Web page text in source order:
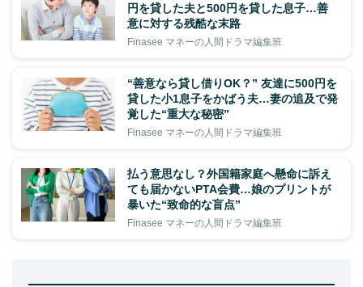
円を貸した夫と500円を貸した息子…善
意に対する残酷な末路
Finasee マネーの人間ドラマ編集班
“善意なら貸し借りOK？” 友達に500円を
貸した小1息子をかばう夫…妻の追及で発
覚した“重大な秘密”
Finasee マネーの人間ドラマ編集班
払う意思なし？外国籍家庭へ懸命に訴え
ても届かないPTA会費…娘のプリントが
暴いた“致命的な盲点”
Finasee マネーの人間ドラマ編集班